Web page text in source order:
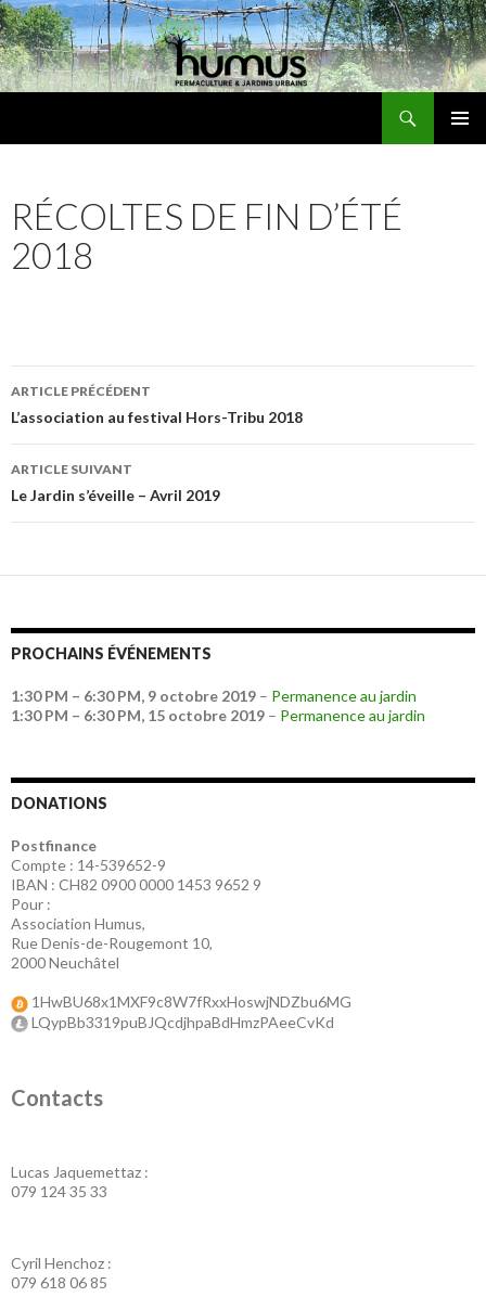
RÉCOLTES DE FIN D’ÉTÉ
2018
Navigation
des
articles
ARTICLE PRÉCÉDENT
L’association au festival Hors-Tribu 2018
ARTICLE SUIVANT
Le Jardin s’éveille – Avril 2019
PROCHAINS ÉVÉNEMENTS
1:30 PM – 6:30 PM, 9 octobre 2019 – Permanence au jardin
1:30 PM – 6:30 PM, 15 octobre 2019 – Permanence au jardin
DONATIONS
Postfinance
Compte : 14-539652-9
IBAN : CH82 0900 0000 1453 9652 9
Pour :
Association Humus,
Rue Denis-de-Rougemont 10,
2000 Neuchâtel
1HwBU68x1MXF9c8W7fRxxHoswjNDZbu6MG
LQypBb3319puBJQcdjhpaBdHmzPAeeCvKd
Contacts
Lucas Jaquemettaz :
079 124 35 33
Cyril Henchoz :
079 618 06 85